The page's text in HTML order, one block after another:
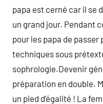
papa est cerné car il se
un grand jour. Pendant
pour les papa de passer
techniques sous
sophrologie.Devenir
préparation en double.
un pied d’égalité ! La